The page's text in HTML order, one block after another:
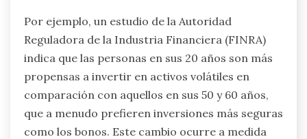
Por ejemplo, un estudio de la Autoridad
Reguladora de la Industria Financiera (FINRA)
indica que las personas en sus 20 años son más
propensas a invertir en activos volátiles en
comparación con aquellos en sus 50 y 60 años,
que a menudo prefieren inversiones más seguras
como los bonos. Este cambio ocurre a medida